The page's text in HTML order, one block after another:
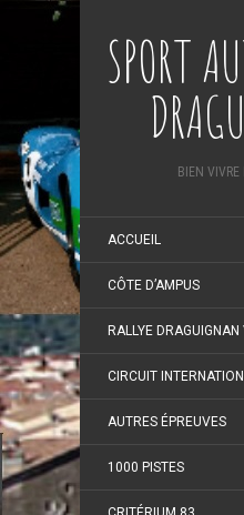
SPORT
BIEN VIVRE
ACCUEIL
CÔTE D’AMPUS
RALLYE DRAGUIGNAN
CIRCUIT
AUTRES ÉPREUVES
1000 PISTES